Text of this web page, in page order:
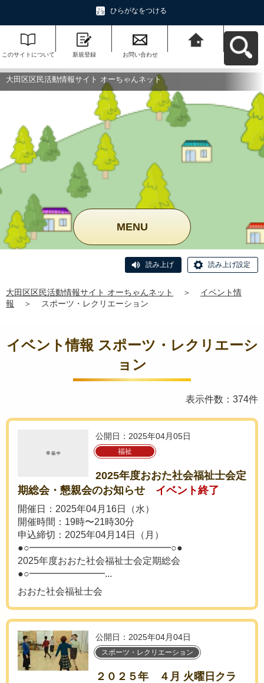
ひらがなをつける
このサイトについて 新規登録 お問い合わせ
ットへ戻る
大田区区民活動情報サイト オーちゃんネット
MENU
読み上げ 読み上げ設定
大田区区民活動情報サイト オーちゃんネット ＞
イベント情
報
＞ スポーツ・レクリエーション
イベント情報 スポーツ・レクリエーシ
ョン
表示件数：374件
公開日：2025年04月05日
福祉
2025年度おおた社会福祉士会定
期総会・懇親会のお知らせ
イベント終了
開催日：2025年04月16日（水）
開催時間：19時〜21時30分
申込締切：2025年04月14日（月）
●○━━━━━━━━━━━━━━━○●
2025年度おおた社会福祉士会定期総会
●○━━━━━━━━...
おおた社会福祉士会
公開日：2025年04月04日
スポーツ・レクリエーション
２０２５年 ４月 火曜日クラ